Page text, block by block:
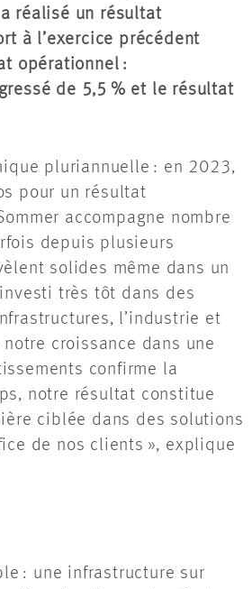
réalisé un résultat
à l’exercice précédent
opérationnel :
de 5,5 % et le résultat
pluriannuelle : en 2023,
pour un résultat
accompagne nombre
depuis plusieurs
solides même dans un
très tôt dans des
l’industrie et
croissance dans une
confirme la
notre résultat constitue
ciblée dans des solutions
de nos clients », explique
: une infrastructure sur